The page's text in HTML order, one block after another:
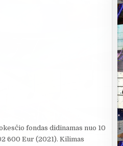
fondas didinamas nuo 10
600 Eur (2021). Kilimas